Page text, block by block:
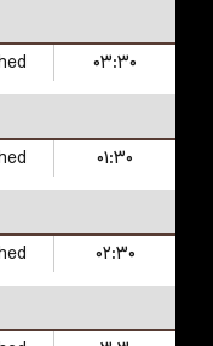
۰۳:۳۰
۰۱:۳۰
۰۲:۳۰